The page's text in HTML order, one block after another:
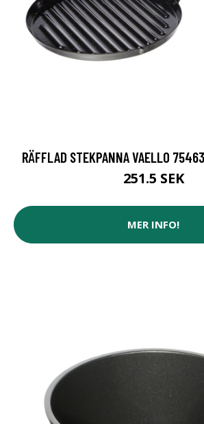
RÄFFLAD STEKPANNA VAELLO
251.5 SEK
MER INFO!